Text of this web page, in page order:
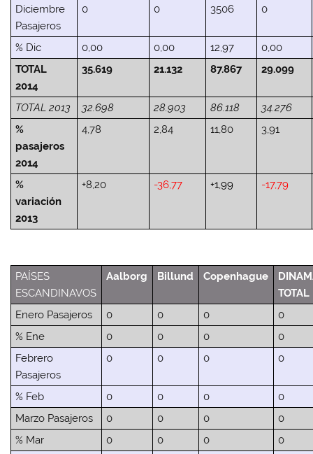
Diciembre
Pasajeros
0 0 3506 0
% Dic 0,00 0,00 12,97
0,00
TOTAL
2014
35.619 21.132 87.867 29.099
TOTAL 2013 32.698 28.903 86.118
34.276
%
pasajeros
2014
4,78 2,84 11,80 3,91
%
variación
2013
+8,20 -36,77 +1,99 -17,79
PAÍSES
ESCANDINAVOS
Aalborg Billund Copenhague
TOTAL
Enero Pasajeros
0 0 0
0
% Ene
0 0 0
0
Febrero
Pasajeros
0 0 0 0
% Feb 0 0 0
0
Marzo Pasajeros
0 0 0
0
% Mar
0 0 0
0